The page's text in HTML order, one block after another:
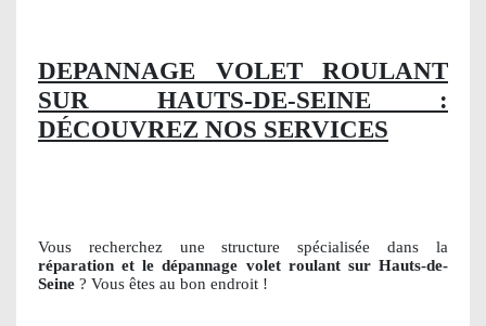
DEPANNAGE VOLET ROULANT
SUR HAUTS-DE-SEINE :
DÉCOUVREZ NOS SERVICES
Vous recherchez une structure spécialisée dans la
réparation et le dépannage volet roulant sur Hauts-de-
Seine ? Vous êtes au bon endroit !